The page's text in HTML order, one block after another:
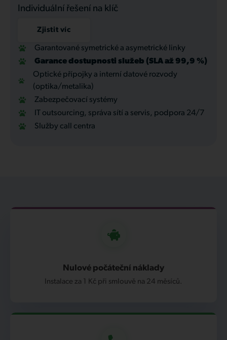
Individuální řešení na klíč
Zjistit víc
Garantované symetrické a asymetrické linky
Garance dostupnosti služeb (SLA až 99,9 %)
Optické přípojky a interní datové rozvody
(optika/metalika)
Zabezpečovací systémy
IT outsourcing, správa sítí a servis, podpora 24/7
Služby call centra
Nulové počáteční náklady
Instalace za 1 Kč při smlouvě na 24 měsíců.